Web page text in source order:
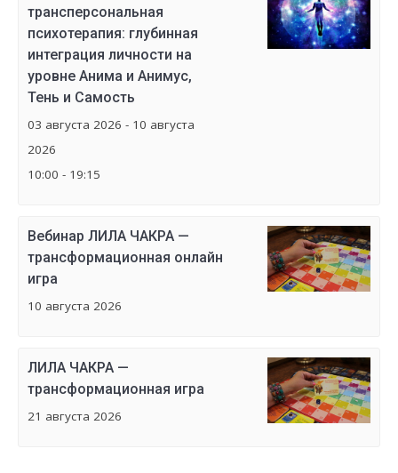
трансперсональная
психотерапия: глубинная
интеграция личности на
уровне Анима и Анимус,
Тень и Самость
03 августа 2026 - 10 августа
2026
10:00 - 19:15
Вебинар ЛИЛА ЧАКРА —
трансформационная онлайн
игра
10 августа 2026
ЛИЛА ЧАКРА —
трансформационная игра
21 августа 2026